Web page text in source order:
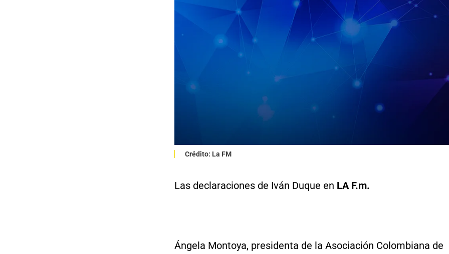
Crédito: La FM
Las declaraciones de Iván Duque en LA F.m.
Ángela Montoya, presidenta de la Asociación Colombiana de